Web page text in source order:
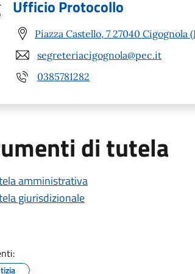
Ufficio Protocollo
Piazza Castello, 7 27040 Cigognola
segreteriacigognola@pec.it
0385781282
di tutela
amministrativa
giurisdizionale